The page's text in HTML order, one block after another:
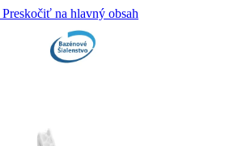
Preskočiť na hlavný obsah
500 EURDOPRAVA ZADARMO,
OKREM VÝNIMIEK.